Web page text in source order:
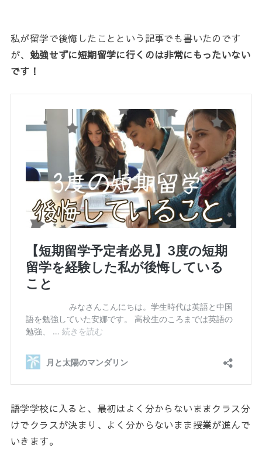
私が留学で後悔したことという記事でも書いたのです
が、 勉強せずに短期留学に行くのは非常にもったいない
です！
語学学校に入ると、最初はよく分からないままクラス分
けでクラスが決まり、よく分からないまま授業が進んで
いきます。